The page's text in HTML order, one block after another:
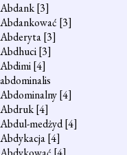
Abdank[3]
Abdankować [3]
Abderyta[3]
Abdhuci[3]
Abdimi[4]
abdominalis
Abdominalny[4]
Abdruk[4]
Abdul-medżyd[4]
Abdykacja[4]